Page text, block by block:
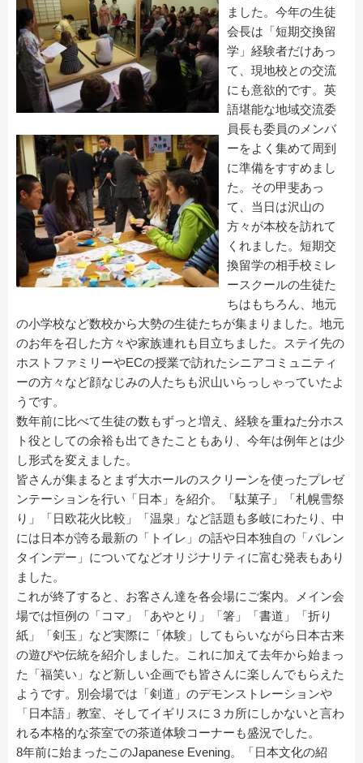
ました。今年の生徒
会長は「短期交換留
学」経験者だけあっ
て、現地校との交流
にも意欲的です。英
語堪能な地域交流委
員長も委員のメンバ
ーをよく集めて周到
に準備をすすめまし
た。その甲斐あっ
て、当日は沢山の
方々が本校を訪れて
くれました。短期交
換留学の相手校ミレ
ースクールの生徒た
ちはもちろん、地元
の小学校など数校から大勢の生徒たちが集まりました。地元
のお年を召した方々や家族連れも目立ちました。ステイ先の
ホストファミリーやECの授業で訪れたシニアコミュニティ
ーの方々など顔なじみの人たちも沢山いらっしゃっていたよ
うです。
数年前に比べて生徒の数もずっと増え、経験を重ねた分ホス
ト役としての余裕も出てきたこともあり、今年は例年とは少
し形式を変えました。
皆さんが集まるとまず大ホールのスクリーンを使ったプレゼ
ンテーションを行い「日本」を紹介。「駄菓子」「札幌雪祭
り」「日欧花火比較」「温泉」など話題も多岐にわたり、中
には日本が誇る最新の「トイレ」の話や日本独自の「バレン
タインデー」についてなどオリジナリティに富む発表もあり
ました。
これが終了すると、お客さん達を各会場にご案内。メイン会
場では恒例の「コマ」「あやとり」「箸」「書道」「折り
紙」「剣玉」など実際に「体験」してもらいながら日本古来
の遊びや伝統を紹介しました。これに加えて去年から始まっ
た「福笑い」など新しい企画でも皆さんに楽しんでもらえた
ようです。別会場では「剣道」のデモンストレーションや
「日本語」教室、そしてイギリスに３カ所にしかないと言わ
れる本格的な茶室での茶道体験コーナーも盛況でした。
8年前に始まったこのJapanese Evening。「日本文化の紹